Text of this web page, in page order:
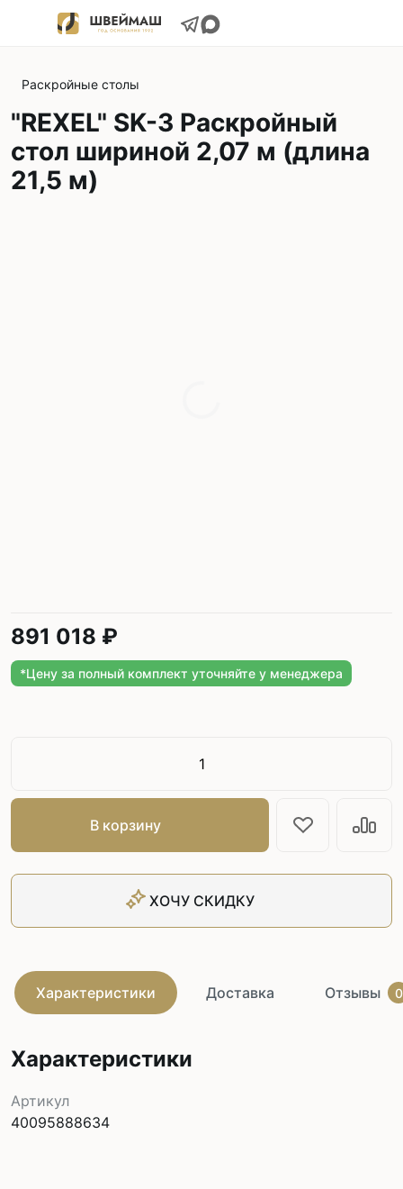
Раскройные столы
"REXEL" SK-3 Раскройный
стол шириной 2,07 м (длина
21,5 м)
891 018 ₽
*Цену за полный комплект уточняйте у менеджера
В корзину
ХОЧУ СКИДКУ
Характеристики Доставка Отзывы 0
Характеристики
Артикул
40095888634